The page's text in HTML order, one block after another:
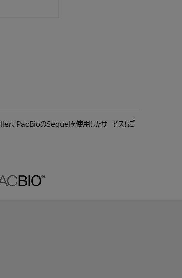
PacBioのSequelを使用したサービスもご